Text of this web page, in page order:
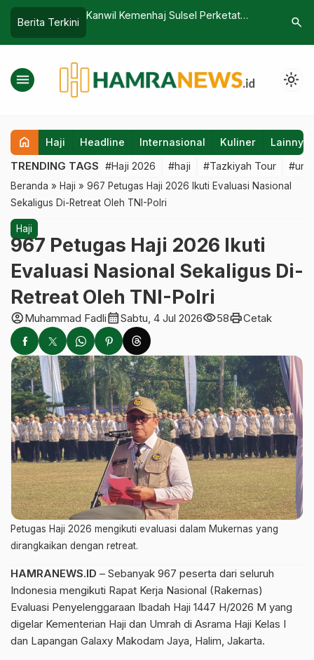
Berita Terkini
Sulsel Perketat
dari Arab Saudi
13 Orang Hendak ke Tanah Suci Pakai
Keberangkatannya
search
menu light_mode
home Haji Headline Internasional Kuliner Lainnya
TRENDING TAGS #Haji 2026 #haji #Tazkiyah Tour
Beranda » Haji » 967 Petugas Haji 2026 Ikuti Evaluasi Nasional
Sekaligus Di-Retreat Oleh TNI-Polri
Haji
967 Petugas Haji 2026 Ikuti
Evaluasi Nasional Sekaligus Di-
Retreat Oleh TNI-Polri
account_circleMuhammad Fadlicalendar_monthSabtu, 4 Jul 2026visibility58printCetak
Petugas Haji 2026 mengikuti evaluasi dalam Mukernas yang
dirangkaikan dengan retreat.
HAMRANEWS.ID – Sebanyak 967 peserta dari seluruh
Indonesia mengikuti Rapat Kerja Nasional (Rakernas)
Evaluasi Penyelenggaraan Ibadah Haji 1447 H/2026 M yang
digelar Kementerian Haji dan Umrah di Asrama Haji Kelas I
dan Lapangan Galaxy Makodam Jaya, Halim, Jakarta.